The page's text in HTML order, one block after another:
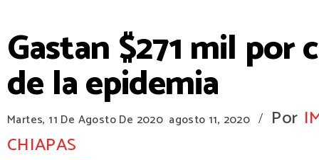
Gastan $271 mil por
de la epidemia
Martes, 11 De Agosto De 2020 agosto 11, 2020 / Por
CHIAPAS